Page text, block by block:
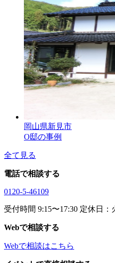
岡山県新見市
O邸の事例
全て見る
電話で相談する
0120-5-46109
受付時間 9:15〜17:30 定休日：
Webで相談する
Webで相談はこちら